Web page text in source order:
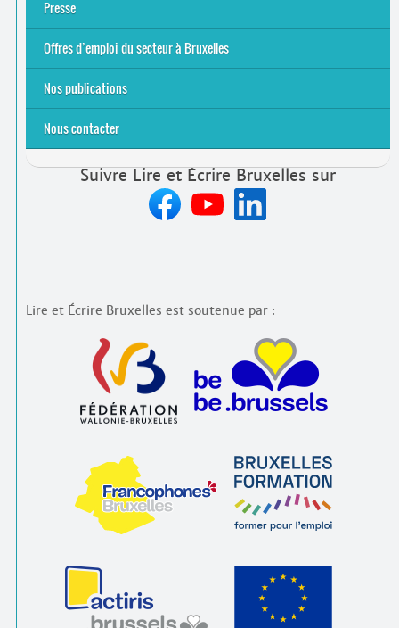
Équipe et contacts
Accompagnement individuel
Accompagnement collectif
Folder Service Alpha-Emploi
Presse
2021
2024
2025
Offres d’emploi du secteur à Bruxelles
Emplois rémunérés
Bénévolat
Candidature spontanée à Lire et Écrire Bruxelles
Nos publications
Nous contacter
Suivre Lire et Écrire Bruxelles sur
Lire et Écrire Bruxelles est soutenue par :